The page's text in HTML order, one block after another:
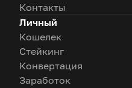
Контакты
Личный
Кошелек
Стейкинг
Конвертация
Заработок